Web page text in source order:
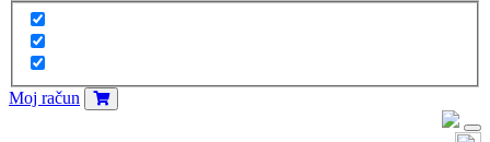
Moj račun